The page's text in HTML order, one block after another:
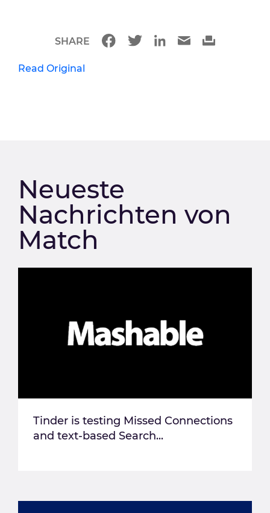
Read Original
SHARE
Neueste
Nachrichten von
Match
Tinder is testing Missed Connections
and text-based Search...